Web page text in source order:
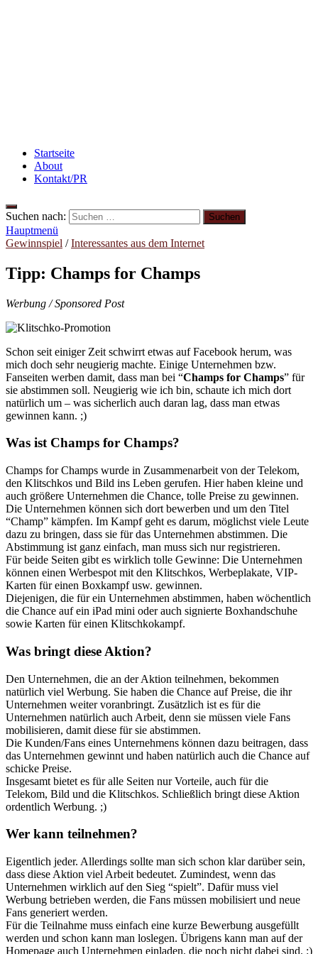
Startseite
About
Kontakt/PR
Suchen nach:
Hauptmenü
Gewinnspiel /Interessantes aus dem Internet
Tipp: Champs for Champs
Werbung / Sponsored Post
Schon seit einiger Zeit schwirrt etwas auf Facebook herum, was
mich doch sehr neugierig machte. Einige Unternehmen bzw.
Fanseiten werben damit, dass man bei “Champs for Champs” für
sie abstimmen soll. Neugierig wie ich bin, schaute ich mich dort
natürlich um – was sicherlich auch daran lag, dass man etwas
gewinnen kann. ;)
Was ist Champs for Champs?
Champs for Champs wurde in Zusammenarbeit von der Telekom,
den Klitschkos und Bild ins Leben gerufen. Hier haben kleine und
auch größere Unternehmen die Chance, tolle Preise zu gewinnen.
Die Unternehmen können sich dort bewerben und um den Titel
“Champ” kämpfen. Im Kampf geht es darum, möglichst viele Leute
dazu zu bringen, dass sie für das Unternehmen abstimmen. Die
Abstimmung ist ganz einfach, man muss sich nur registrieren.
Für beide Seiten gibt es wirklich tolle Gewinne: Die Unternehmen
können einen Werbespot mit den Klitschkos, Werbeplakate, VIP-
Karten für einen Boxkampf usw. gewinnen.
Diejenigen, die für ein Unternehmen abstimmen, haben wöchentlich
die Chance auf ein iPad mini oder auch signierte Boxhandschuhe
sowie Karten für einen Klitschkokampf.
Was bringt diese Aktion?
Den Unternehmen, die an der Aktion teilnehmen, bekommen
natürlich viel Werbung. Sie haben die Chance auf Preise, die ihr
Unternehmen weiter voranbringt. Zusätzlich ist es für die
Unternehmen natürlich auch Arbeit, denn sie müssen viele Fans
mobilisieren, damit diese für sie abstimmen.
Die Kunden/Fans eines Unternehmens können dazu beitragen, dass
das Unternehmen gewinnt und haben natürlich auch die Chance auf
schicke Preise.
Insgesamt bietet es für alle Seiten nur Vorteile, auch für die
Telekom, Bild und die Klitschkos. Schließlich bringt diese Aktion
ordentlich Werbung. ;)
Wer kann teilnehmen?
Eigentlich jeder. Allerdings sollte man sich schon klar darüber sein,
dass diese Aktion viel Arbeit bedeutet. Zumindest, wenn das
Unternehmen wirklich auf den Sieg “spielt”. Dafür muss viel
Werbung betrieben werden, die Fans müssen mobilisiert und neue
Fans generiert werden.
Für die Teilnahme muss einfach eine kurze Bewerbung ausgefüllt
werden und schon kann man loslegen. Übrigens kann man auf der
Homepage auch Unternehmen einladen, die noch nicht dabei sind. :)